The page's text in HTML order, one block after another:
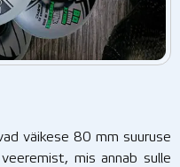
väikese 80 mm suuruse
mis annab sulle